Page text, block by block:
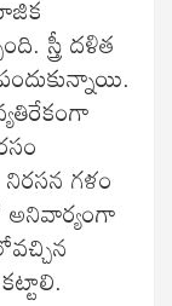
స్త్రీ దళిత
గళం